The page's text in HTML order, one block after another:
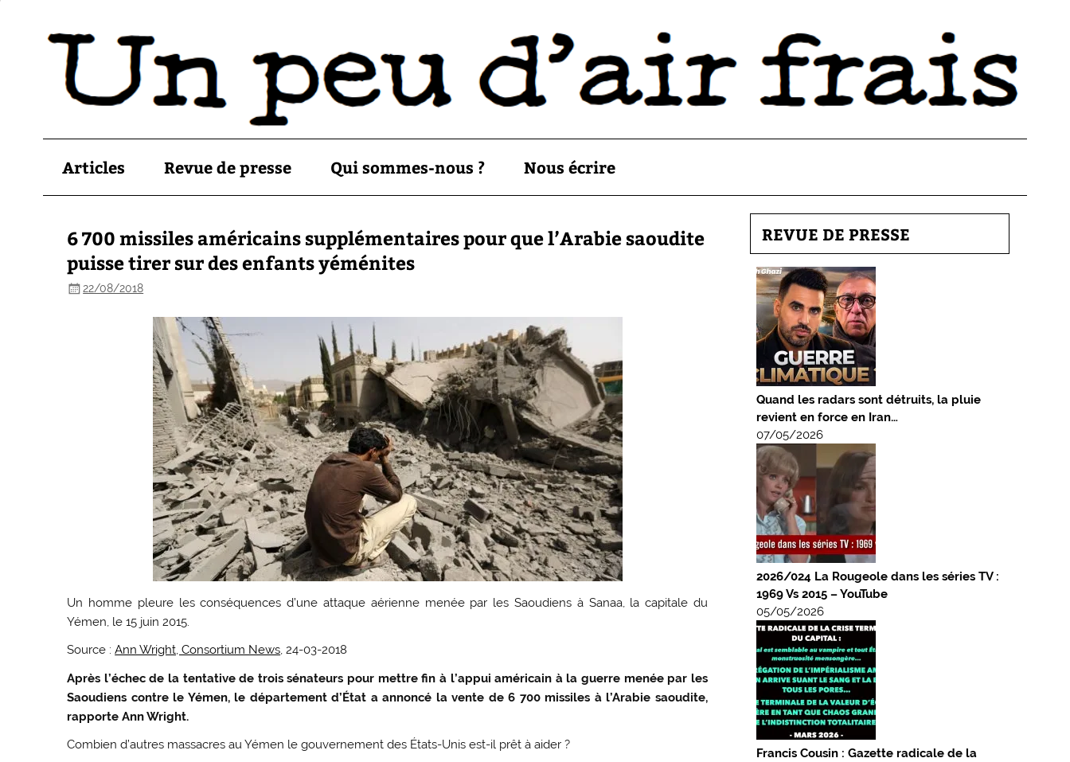
Articles Revue de presse Qui sommes-nous ? Nous écrire
6 700 missiles américains supplémentaires pour que l’Arabie saoudite
puisse tirer sur des enfants yéménites
22/08/2018
Un homme pleure les conséquences d’une attaque aérienne menée par les Saoudiens à Sanaa, la capitale du
Yémen, le 15 juin 2015.
Source :Ann Wright, Consortium News, 24-03-2018
Après l’échec de la tentative de trois sénateurs pour mettre fin à l’appui américain à la guerre menée par les
Saoudiens contre le Yémen, le département d’État a annoncé la vente de 6 700 missiles à l’Arabie saoudite,
rapporte Ann Wright.
Combien d’autres massacres au Yémen le gouvernement des États-Unis est-il prêt à aider ?
REVUE DE PRESSE
Quand les radars sont détruits, la pluie
revient en force en Iran…
07/05/2026
2026/024 La Rougeole dans les séries TV :
1969 Vs 2015 – YouTube
05/05/2026
Francis Cousin : Gazette radicale de la